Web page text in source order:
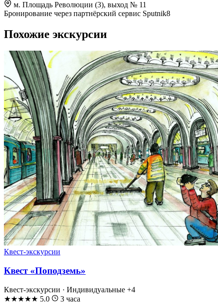
м. Площадь Революции (3), выход № 11
Бронирование через партнёрский сервис Sputnik8
Похожие экскурсии
Квест-экскурсии
Квест «Поподземь»
Квест-экскурсии · Индивидуальные +4
★★★★★ 5.0 3 часа